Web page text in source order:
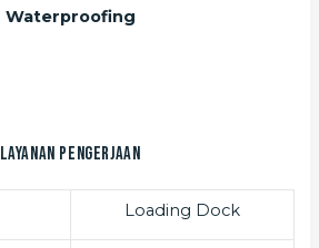
Waterproofing
Layanan Pengerjaan
Loading Dock